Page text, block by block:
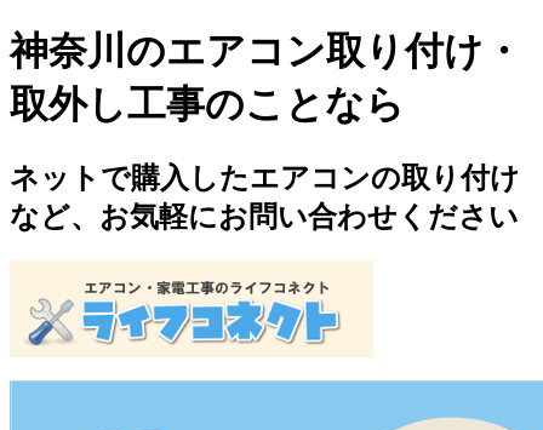
神奈川のエアコン取り付け・
取外し工事のことなら
ネットで購入したエアコンの取り付け
など、お気軽にお問い合わせください